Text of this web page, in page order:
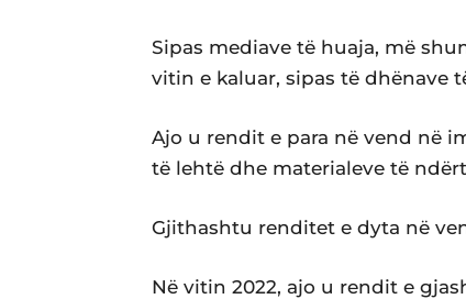
Sipas mediave të huaja, më
vitin e kaluar, sipas të dhënave
Ajo u rendit e para në vend në
të lehtë dhe materialeve të
Gjithashtu renditet e dyta në
Në vitin 2022, ajo u rendit e